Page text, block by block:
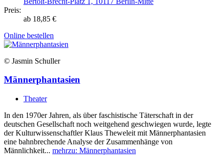
Preis:
ab 18,85 €
Online bestellen
© Jasmin Schuller
Männerphantasien
Theater
In den 1970er Jahren, als über faschistische Täterschaft in der
deutschen Gesellschaft noch weitgehend geschwiegen wurde, legte
der Kulturwissenschaftler Klaus Theweleit mit Männerphantasien
eine bahnbrechende Analyse der Zusammenhänge von
Männlichkeit... mehrzu: Männerphantasien